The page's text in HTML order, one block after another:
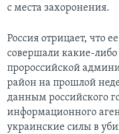
с места захоронения.
Россия отрицает, что
совершали какие-либо
пророссийской
район на прошлой
данным российского
информационного
украинские силы в